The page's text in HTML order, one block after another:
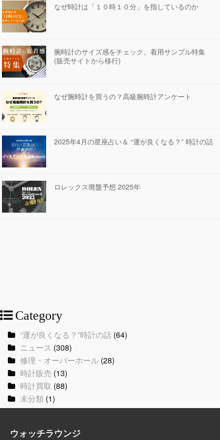
なぜ時計は「１０時１０分」を指しているのか
腕時計のサイズ感をチェック。着用サンプル特集
(販売サイトから移行)
なぜ腕時計を買うの？高級腕時計アンケート
2025年4月の星座占い＆ “運が良くなる？” 時計の話
ロレックス廃盤予想 2025年
Category
“運が良くなる？”時計の話(64)
ニュース (308)
修理・オーバーホール(28)
時計販売 (13)
時計買取 (88)
未分類(1)
ウォッチラウンジ